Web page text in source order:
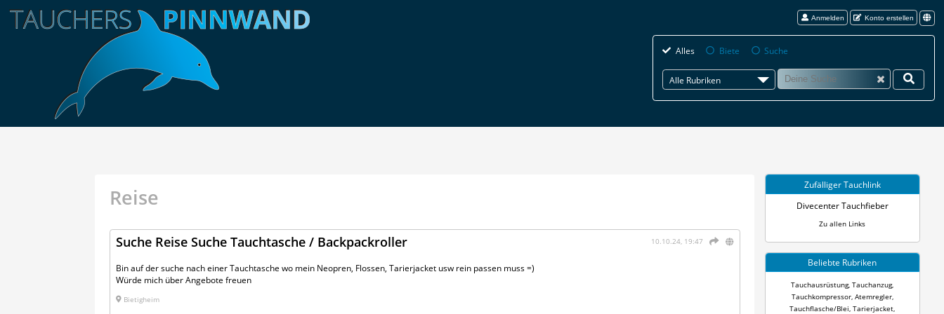
Anmelden Konto erstellen
Alles Biete Suche
Alle Rubriken
Reise
10.10.24, 19:47
Suche Reise Suche Tauchtasche / Backpackroller
Bin auf der suche nach einer Tauchtasche wo mein Neopren, Flossen, Tarierjacket usw rein passen muss =)
Würde mich über Angebote freuen
Bietigheim
Zufälliger Tauchlink
Divecenter Tauchfieber
Zu allen Links
Beliebte Rubriken
Tauchausrüstung, Tauchanzug,
Tauchkompressor, Atemregler,
Tauchflasche/Blei Tarierjacket